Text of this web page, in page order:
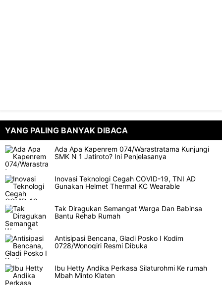
YANG PALING BANYAK DIBACA
Ada Apa Kapenrem 074/Warastratama Kunjungi
SMK N 1 Jatiroto? Ini Penjelasanya
Inovasi Teknologi Cegah COVID-19, TNI AD
Gunakan Helmet Thermal KC Wearable
Tak Diragukan Semangat Warga Dan Babinsa
Bantu Rehab Rumah
Antisipasi Bencana, Gladi Posko I Kodim
0728/Wonogiri Resmi Dibuka
Ibu Hetty Andika Perkasa Silaturohmi Ke rumah
Mbah Minto Klaten